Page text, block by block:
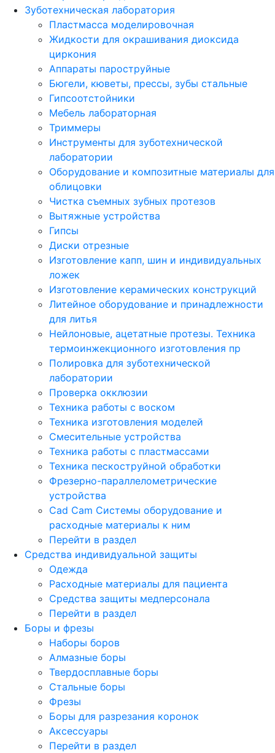
Зуботехническая лаборатория
Пластмасса моделировочная
Жидкости для окрашивания диоксида
циркония
Аппараты пароструйные
Бюгели, кюветы, прессы, зубы стальные
Гипсоотстойники
Мебель лабораторная
Триммеры
Инструменты для зуботехнической
лаборатории
Оборудование и композитные материалы для
облицовки
Чистка съемных зубных протезов
Вытяжные устройства
Гипсы
Диски отрезные
Изготовление капп, шин и индивидуальных
ложек
Изготовление керамических конструкций
Литейное оборудование и принадлежности
для литья
Нейлоновые, ацетатные протезы. Техника
термоинжекционного изготовления пр
Полировка для зуботехнической
лаборатории
Проверка окклюзии
Техника работы с воском
Техника изготовления моделей
Смесительные устройства
Техника работы с пластмассами
Техника пескоструйной обработки
Фрезерно-параллелометрические
устройства
Cad Cam Системы оборудование и
расходные материалы к ним
Перейти в раздел
Средства индивидуальной защиты
Одежда
Расходные материалы для пациента
Средства защиты медперсонала
Перейти в раздел
Боры и фрезы
Наборы боров
Алмазные боры
Твердосплавные боры
Стальные боры
Фрезы
Боры для разрезания коронок
Аксессуары
Перейти в раздел